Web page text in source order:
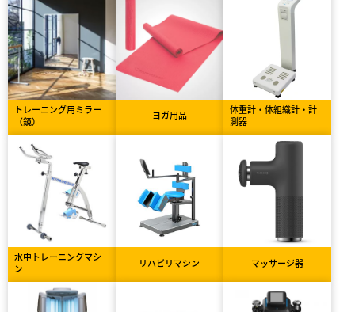
トレーニング用ミラー
（鏡）
ヨガ用品
体重計・体組織計・計
測器
水中トレーニングマシ
ン
リハビリマシン マッサージ器